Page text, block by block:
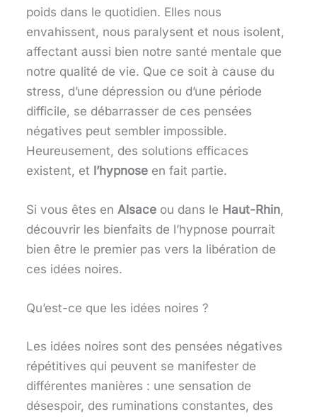
poids dans le quotidien. Elles nous
envahissent, nous paralysent et nous isolent,
affectant aussi bien notre santé mentale que
notre qualité de vie. Que ce soit à cause du
stress, d’une dépression ou d’une période
difficile, se débarrasser de ces pensées
négatives peut sembler impossible.
Heureusement, des solutions efficaces
existent, et l’hypnose en fait partie.
Si vous êtes en Alsace ou dans le Haut-Rhin,
découvrir les bienfaits de l’hypnose pourrait
bien être le premier pas vers la libération de
ces idées noires.
Qu’est-ce que les idées noires ?
Les idées noires sont des pensées négatives
répétitives qui peuvent se manifester de
différentes manières : une sensation de
désespoir, des ruminations constantes, des